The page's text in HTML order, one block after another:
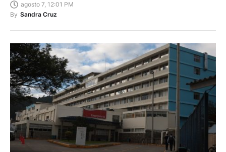
agosto 7, 12:01 PM
By Sandra Cruz